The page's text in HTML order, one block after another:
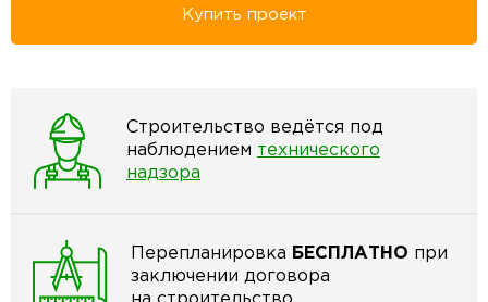
Купить проект
Строительство ведётся под
наблюдением технического
надзора
Перепланировка БЕСПЛАТНО при
заключении договора